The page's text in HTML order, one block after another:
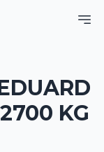
KG